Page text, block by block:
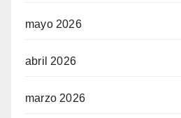
mayo 2026
abril 2026
marzo 2026